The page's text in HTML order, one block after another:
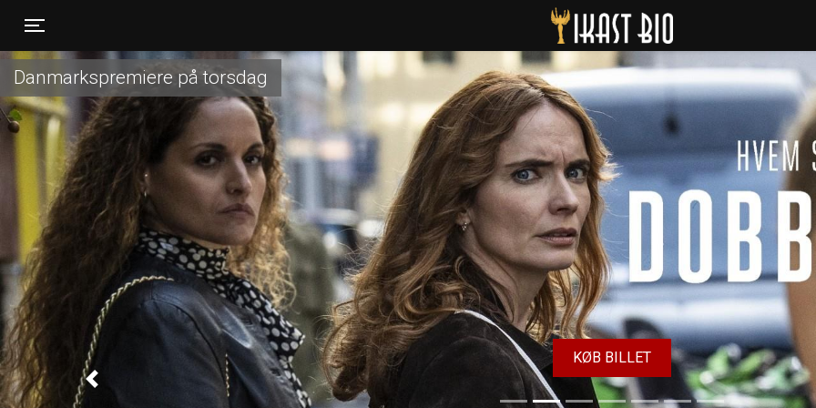
Ikast Bio
Danmarkspremiere på torsdag
KØB BILLET
Previous